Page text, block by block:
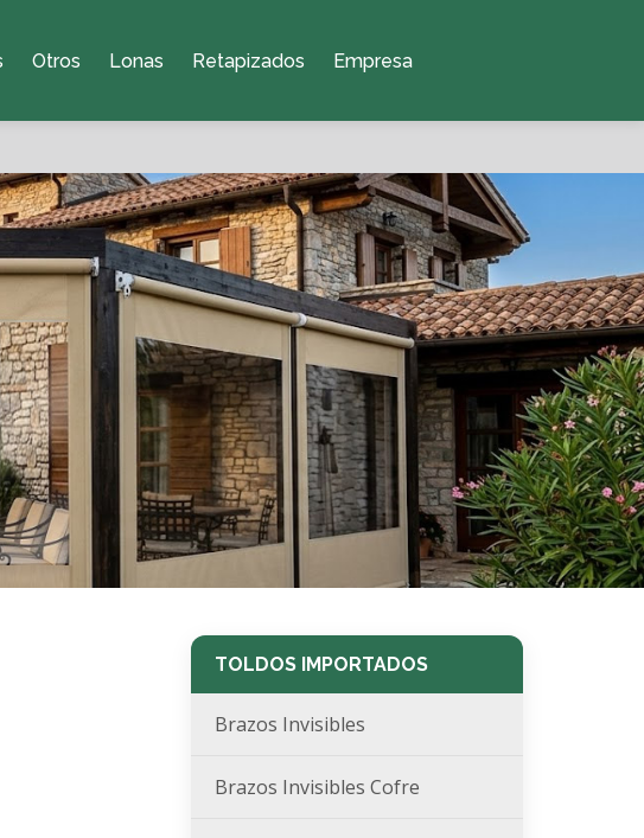
Otros Lonas Retapizados Empresa
TOLDOS IMPORTADOS
Brazos Invisibles
Brazos Invisibles Cofre